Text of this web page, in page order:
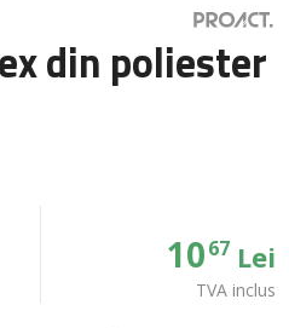
din poliester
1067Lei
TVA inclus